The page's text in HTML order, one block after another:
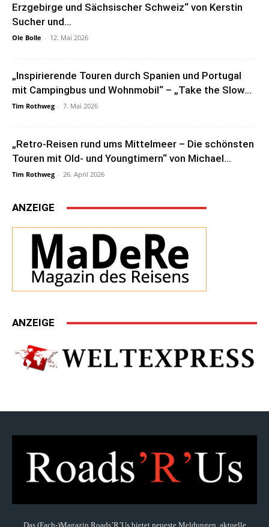
Erzgebirge und Sächsischer Schweiz“ von Kerstin
Sucher und...
Ole Bolle - 12. Mai 2026
„Inspirierende Touren durch Spanien und Portugal
mit Campingbus und Wohnmobil“ – „Take the Slow...
Tim Rothweg - 7. Mai 2026
„Retro-Reisen rund ums Mittelmeer – Die schönsten
Touren mit Old- und Youngtimern“ von Michael...
Tim Rothweg - 26. April 2026
ANZEIGE
ANZEIGE
Das (Fach-)Magazin Roads’R’Us bietet neueste Meldungen, aktuelle